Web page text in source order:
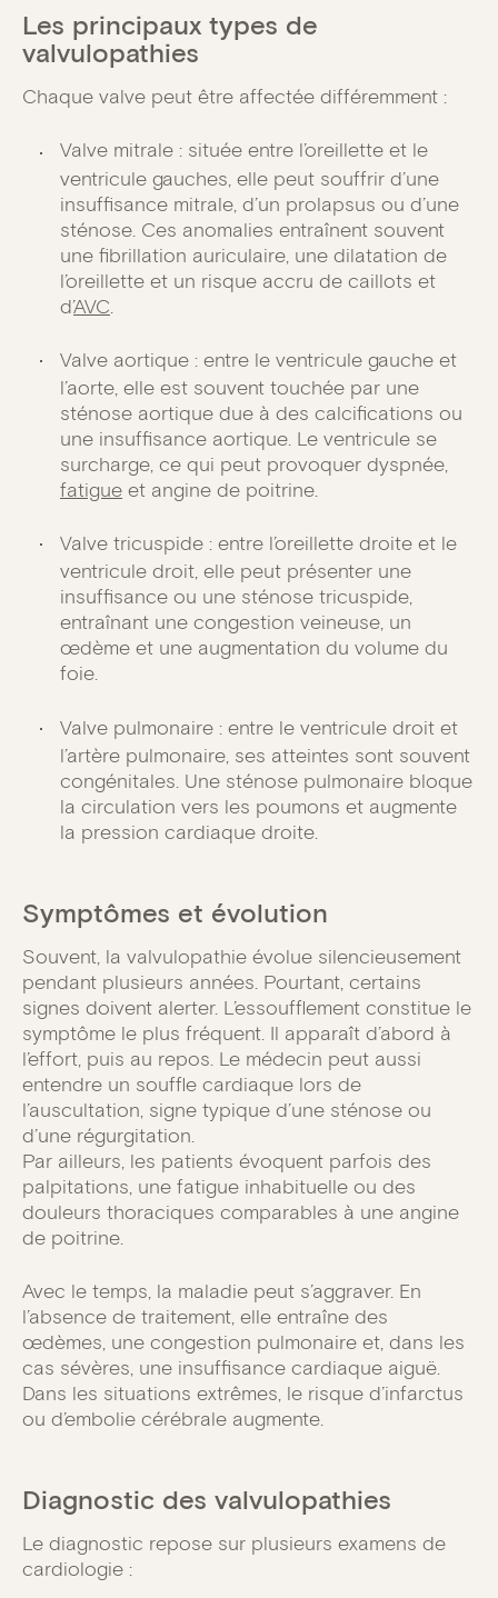
Les principaux types de
valvulopathies
Chaque valve peut être affectée différemment :
Valve mitrale : située entre l’oreillette et le
ventricule gauches, elle peut souffrir d’une
insuffisance mitrale, d’un prolapsus ou d’une
sténose. Ces anomalies entraînent souvent
une fibrillation auriculaire, une dilatation de
l’oreillette et un risque accru de caillots et
d’AVC.
Valve aortique : entre le ventricule gauche et
l’aorte, elle est souvent touchée par une
sténose aortique due à des calcifications ou
une insuffisance aortique. Le ventricule se
surcharge, ce qui peut provoquer dyspnée,
fatigue et angine de poitrine.
Valve tricuspide : entre l’oreillette droite et le
ventricule droit, elle peut présenter une
insuffisance ou une sténose tricuspide,
entraînant une congestion veineuse, un
œdème et une augmentation du volume du
foie.
Valve pulmonaire : entre le ventricule droit et
l’artère pulmonaire, ses atteintes sont souvent
congénitales. Une sténose pulmonaire bloque
la circulation vers les poumons et augmente
la pression cardiaque droite.
Symptômes et évolution
Souvent, la valvulopathie évolue silencieusement
pendant plusieurs années. Pourtant, certains
signes doivent alerter. L’essoufflement constitue le
symptôme le plus fréquent. Il apparaît d’abord à
l’effort, puis au repos. Le médecin peut aussi
entendre un souffle cardiaque lors de
l’auscultation, signe typique d’une sténose ou
d’une régurgitation.
Par ailleurs, les patients évoquent parfois des
palpitations, une fatigue inhabituelle ou des
douleurs thoraciques comparables à une angine
de poitrine.
Avec le temps, la maladie peut s’aggraver. En
l’absence de traitement, elle entraîne des
œdèmes, une congestion pulmonaire et, dans les
cas sévères, une insuffisance cardiaque aiguë.
Dans les situations extrêmes, le risque d’infarctus
ou d’embolie cérébrale augmente.
Diagnostic des valvulopathies
Le diagnostic repose sur plusieurs examens de
cardiologie :